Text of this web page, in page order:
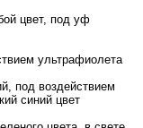
цвет, под уф
ультрафиолета
под воздействием
синий цвет